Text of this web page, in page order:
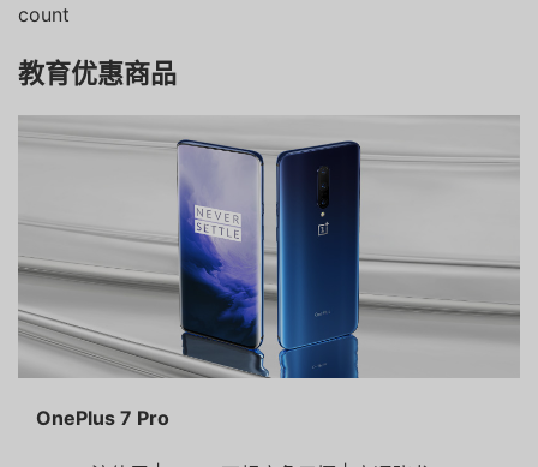
count
教育优惠商品
OnePlus 7 Pro